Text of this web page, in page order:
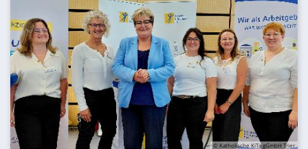
© Katholische KiTa gGmbH Trier